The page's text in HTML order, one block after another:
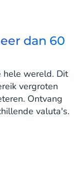
dan 60
hele wereld. Dit
vergroten
Ontvang
valuta's.